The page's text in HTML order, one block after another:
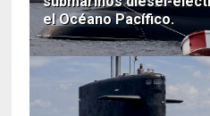
el Océano Pacífico.